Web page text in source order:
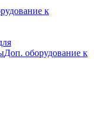
к
Доп. оборудование к